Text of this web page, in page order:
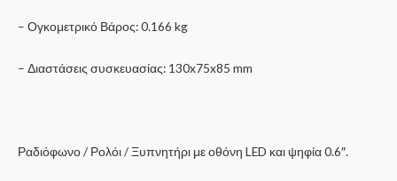
– Ογκομετρικό Βάρος: 0.166 kg
– Διαστάσεις συσκευασίας: 130x75x85 mm
Ραδιόφωνο / Ρολόι / Ξυπνητήρι με οθόνη LED και ψηφία 0.6″.